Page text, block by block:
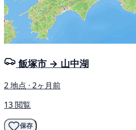
飯塚市 → 山中湖
2 地点 · 2ヶ月前
13 閲覧
保存